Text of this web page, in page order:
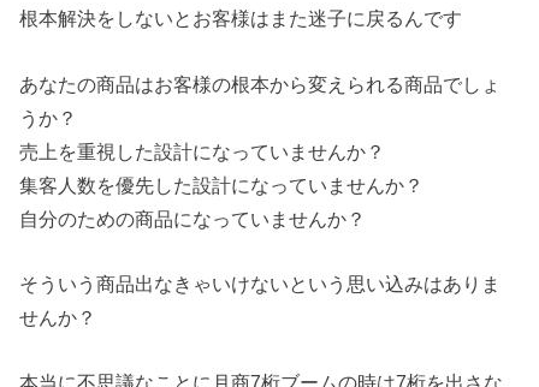
根本解決をしないとお客様はまた迷子に戻るんです
あなたの商品はお客様の根本から変えられる商品でしょ
うか？
売上を重視した設計になっていませんか？
集客人数を優先した設計になっていませんか？
自分のための商品になっていませんか？
そういう商品出なきゃいけないという思い込みはありま
せんか？
本当に不思議なことに月商7桁ブームの時は7桁を出さな